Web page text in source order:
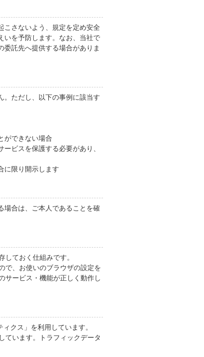
こさないよう、規定を定め安全
いを予防します。なお、当社で
委託先へ提供する場合がありま
。ただし、以下の事例に該当す
ができない場合
ビスを保護する必要があり、
に限り開示します
場合は、ご本人であることを確
ておく仕組みです。
で、お使いのブラウザの設定を
サービス・機能が正しく動作し
クス」を利用しています。
ています。トラフィックデータ